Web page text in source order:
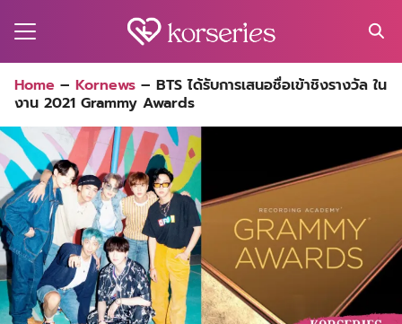
for:
Home – Kornews – BTS ได้รับการเสนอชื่อเข้าชิงรางวัล ใน
งาน 2021 Grammy Awards